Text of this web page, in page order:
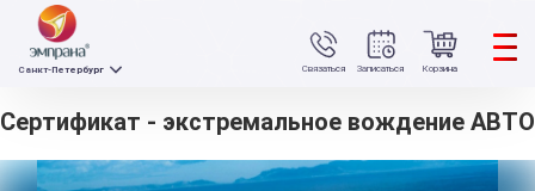
Связаться
Санкт-Петербург Записаться Корзина
Сертификат - экстремальное вождение АВТО